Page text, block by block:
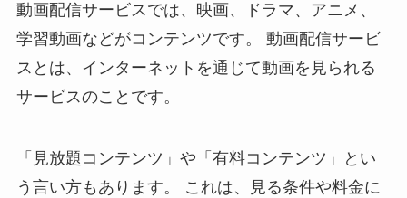
動画配信サービスでは、映画、ドラマ、アニメ、
学習動画などがコンテンツです。 動画配信サービ
スとは、インターネットを通じて動画を見られる
サービスのことです。
「見放題コンテンツ」や「有料コンテンツ」とい
う言い方もあります。 これは、見る条件や料金に